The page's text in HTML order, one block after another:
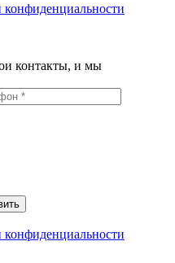
конфиденциальности
контакты, и мы
конфиденциальности